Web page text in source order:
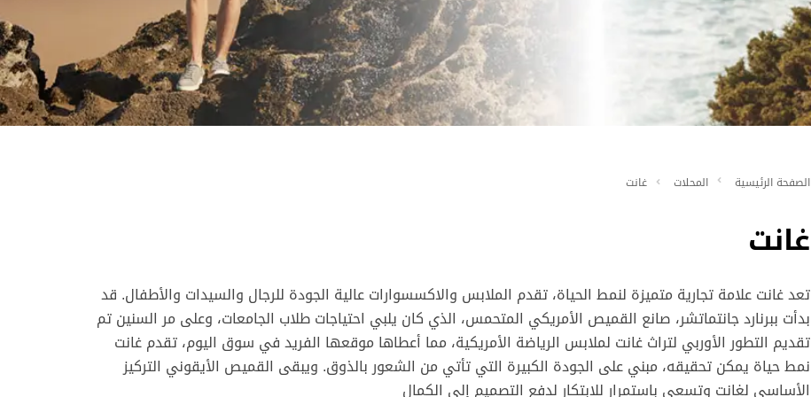
الصفحة الرئيسية المحلات غانت
غانت
تعد غانت علامة تجارية متميزة لنمط الحياة، تقدم الملابس والاكسسوارات عالية الجودة للرجال والسيدات والأطفال. قد
بدأت ببرنارد جانتماتشر، صانع القميص الأمريكي المتحمس، الذي كان يلبي احتياجات طلاب الجامعات، وعلى مر السنين تم
تقديم التطور الأوربي لتراث غانت لملابس الرياضة الأمريكية، مما أعطاها موقعها الفريد في سوق اليوم، تقدم غانت
نمط حياة يمكن تحقيقه، مبني على الجودة الكبيرة التي تأتي من الشعور بالذوق. ويبقى القميص الأيقوني التركيز
الأساسي لغانت وتسعى باستمرار للابتكار لدفع التصميم إلى الكمال